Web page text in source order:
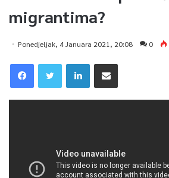
migrantima?
Ponedjeljak, 4 Januara 2021, 20:08 0